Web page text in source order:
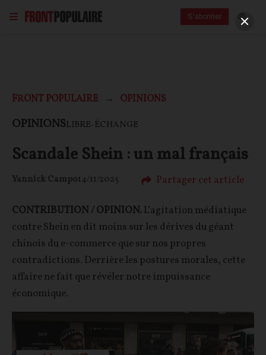
S'abonner
FRONT POPULAIRE OPINIONS
OPINIONSLIBRE-ÉCHANGE
Scandale Shein : un mal français
Yannick Campo14/11/2025 Partager cet article
CONTRIBUTION / OPINION.L’agitation médiatique
contre Shein en dit moins sur les dérives du géant
chinois du e-commerce que sur nos propres
contradictions. Derrière les postures morales, cette
affaire ne fait que révéler notre impuissance
économique.